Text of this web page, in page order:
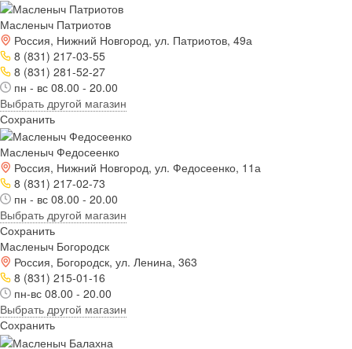
Масленыч Патриотов
Россия, Нижний Новгород, ул. Патриотов, 49а
8 (831) 217-03-55
8 (831) 281-52-27
пн - вс 08.00 - 20.00
Выбрать другой магазин
Сохранить
Масленыч Федосеенко
Россия, Нижний Новгород, ул. Федосеенко, 11а
8 (831) 217-02-73
пн - вс 08.00 - 20.00
Выбрать другой магазин
Сохранить
Масленыч Богородск
Россия, Богородск, ул. Ленина, 363
8 (831) 215-01-16
пн-вс 08.00 - 20.00
Выбрать другой магазин
Сохранить